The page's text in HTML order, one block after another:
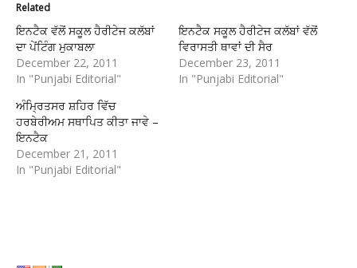
Related
ਇਨਟੈਕ ਵੱਲੋਂ ਸਕੂਲ ਹੈਰੀਟੇਜ ਕਲੱਬਾਂ
ਦਾ ਪੇਂਟਿੰਗ ਮੁਕਾਬਲਾ
December 22, 2011
In "Punjabi Editorial"
ਇਨਟੈਕ ਸਕੂਲ ਹੈਰੀਟੇਜ ਕਲੱਬਾਂ ਵੱਲੋਂ
ਵਿਰਾਸਤੀ ਥਾਵਾਂ ਦੀ ਸੈਰ
December 23, 2011
In "Punjabi Editorial"
ਅੰਮ੍ਰਿਤਸਰ ਸ਼ਹਿਰ ਵਿੱਚ
ਹਰਬੇਰੀਅਮ ਸਥਾਪਿਤ ਕੀਤਾ ਜਾਵੇ –
ਇਨਟੈਕ
December 21, 2011
In "Punjabi Editorial"